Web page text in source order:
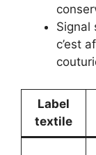
Signal
c’est
Label
textile